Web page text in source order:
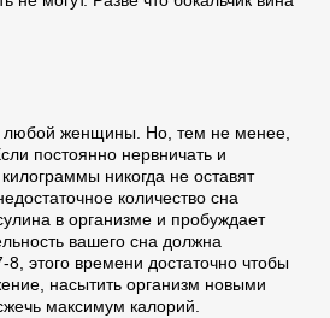
любой женщины. Но, тем не менее,
постоянно нервничать и
никогда не оставят
количество сна
в организме и пробуждает
вашего сна должна
8, этого времени достаточно чтобы
насытить организм новыми
максимум калорий.